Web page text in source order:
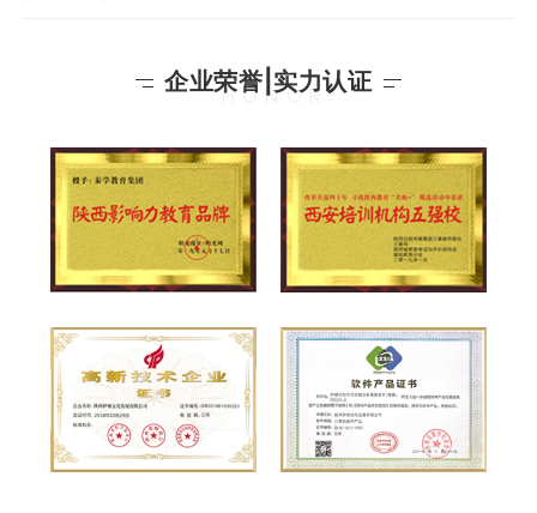
企业荣誉|实力认证
HONOR